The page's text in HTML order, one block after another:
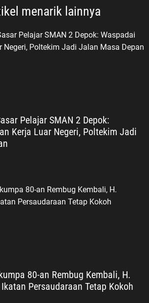
menarik lainnya
Pelajar SMAN 2 Depok:
Kerja Luar Negeri, Poltekim Jadi
80-an Rembug Kembali, H.
Persaudaraan Tetap Kokoh